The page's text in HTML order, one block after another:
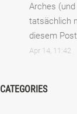
Arches
tatsächlich
diesem
Apr 14, 11:42
CATEGORIES